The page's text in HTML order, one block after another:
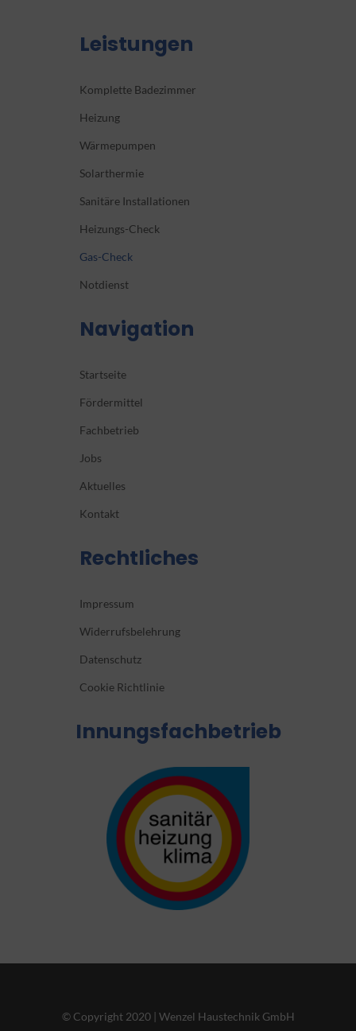
Leistungen
Komplette Badezimmer
Heizung
Wärmepumpen
Solarthermie
Sanitäre Installationen
Heizungs-Check
Gas-Check
Notdienst
Navigation
Startseite
Fördermittel
Fachbetrieb
Jobs
Aktuelles
Kontakt
Rechtliches
Impressum
Widerrufsbelehrung
Datenschutz
Cookie Richtlinie
Innungsfachbetrieb
© Copyright 2020 | Wenzel Haustechnik GmbH